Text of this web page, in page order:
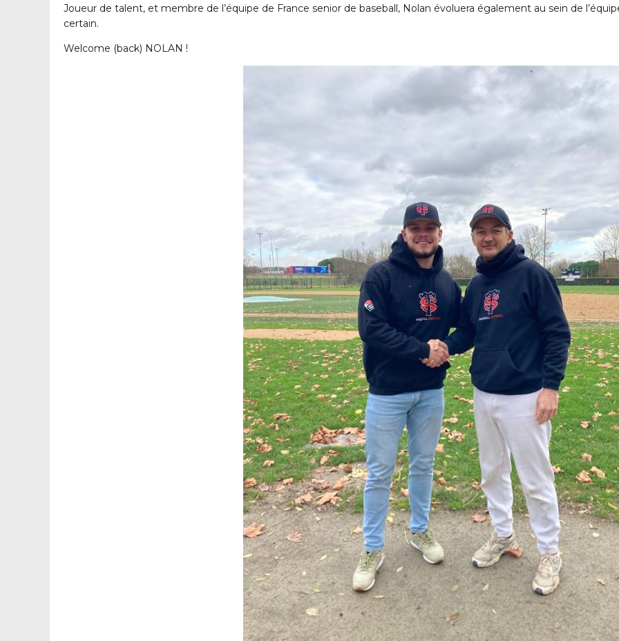
Joueur de talent, et membre de l’équipe de France senior de baseball, Nolan évoluera également au sein de
certain.
Welcome (back) NOLAN !